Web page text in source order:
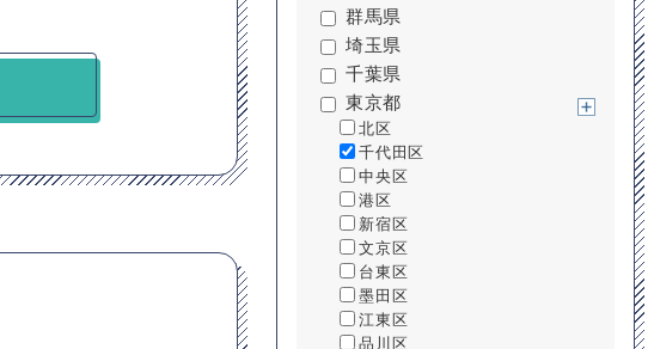
群馬県
埼玉県
千葉県
東京都
北区
千代田区
中央区
港区
新宿区
文京区
台東区
墨田区
江東区
品川区